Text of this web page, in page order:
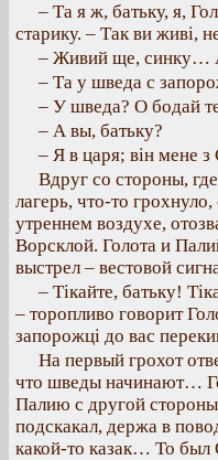
– Та я ж, батьку, я,
старику. – Так ви живі,
– Живий ще, синку…
– Та у шведа с
– У шведа? О бодай
– А вы, батьку?
– Я в царя; він мене з
Вдруг со стороны,
лагерь, что-то
утреннем воздухе,
Ворсклой. Голота и
выстрел – вестовой
– Тікайте, батьку!
– торопливо говорит
запорожці до вас
На первый грохот
что шведы начинают…
Палию с другой
подскакал, держа в
какой-то казак… То